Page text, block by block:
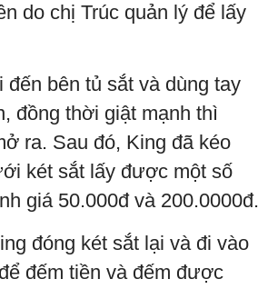
do chị Trúc quản lý để lấy
đến bên tủ sắt và dùng tay
đồng thời giật mạnh thì
ra. Sau đó, King đã kéo
két sắt lấy được một số
giá 50.000đ và 200.0000đ.
đóng két sắt lại và đi vào
đếm tiền và đếm được